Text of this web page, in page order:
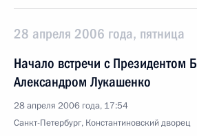
28 апреля 2006 года, пятница
Начало встречи с Президентом
Александром Лукашенко
28 апреля 2006 года, 17:54
Санкт-Петербург, Константиновский дворец